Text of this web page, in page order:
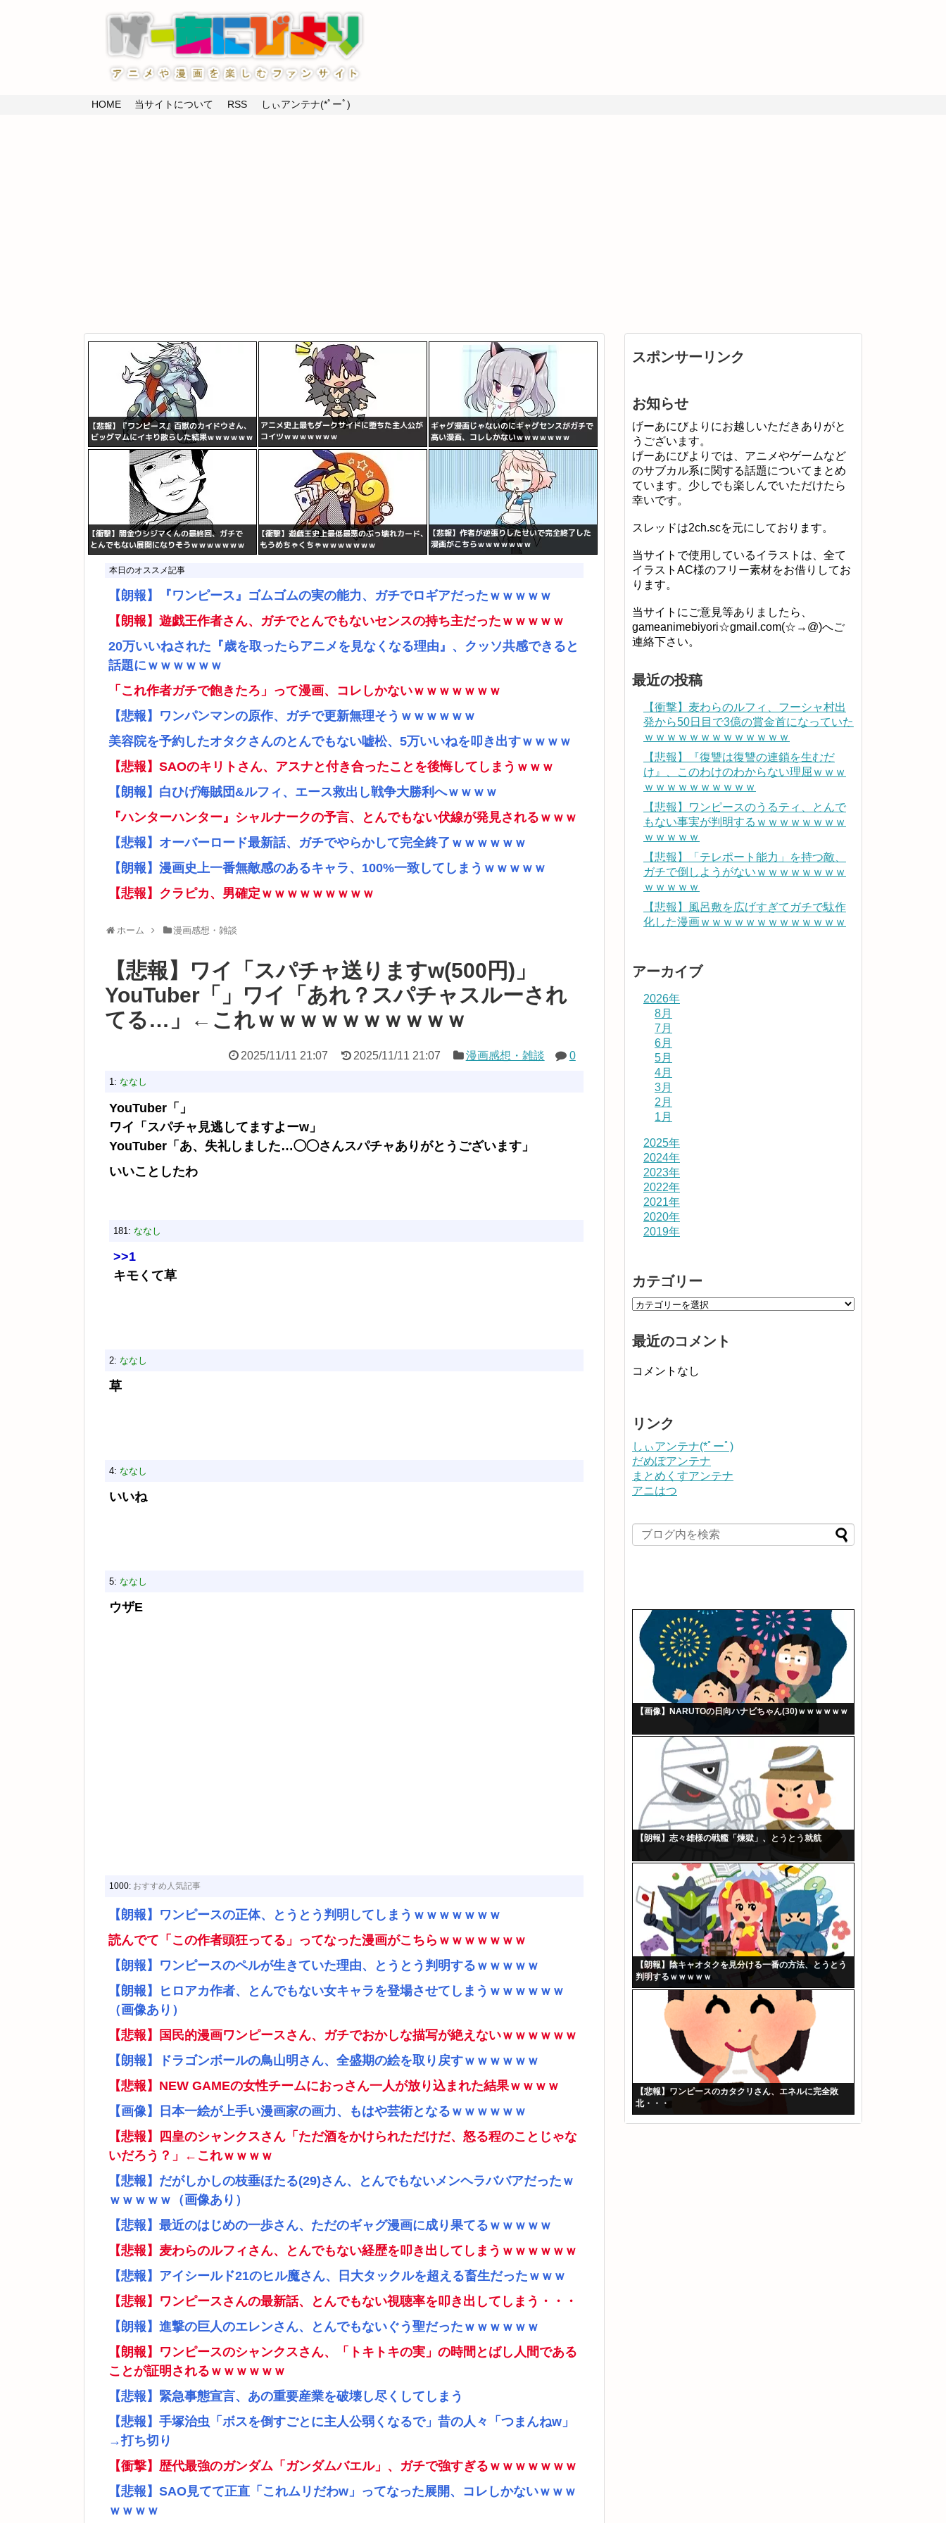
HOME 当サイトについて RSS しぃアンテナ(*ﾟーﾟ)
本日のオススメ記事
【朗報】『ワンピース』ゴムゴムの実の能力、ガチでロギアだったｗｗｗｗｗ
【朗報】遊戯王作者さん、ガチでとんでもないセンスの持ち主だったｗｗｗｗｗ
20万いいねされた『歳を取ったらアニメを見なくなる理由』、クッソ共感できると
話題にｗｗｗｗｗｗ
「これ作者ガチで飽きたろ」って漫画、コレしかないｗｗｗｗｗｗｗ
【悲報】ワンパンマンの原作、ガチで更新無理そうｗｗｗｗｗｗ
美容院を予約したオタクさんのとんでもない嘘松、5万いいねを叩き出すｗｗｗｗ
【悲報】SAOのキリトさん、アスナと付き合ったことを後悔してしまうｗｗｗ
【朗報】白ひげ海賊団&ルフィ、エース救出し戦争大勝利へｗｗｗｗ
『ハンターハンター』シャルナークの予言、とんでもない伏線が発見されるｗｗｗ
【悲報】オーバーロード最新話、ガチでやらかして完全終了ｗｗｗｗｗｗ
【朗報】漫画史上一番無敵感のあるキャラ、100%一致してしまうｗｗｗｗｗ
【悲報】クラピカ、男確定ｗｗｗｗｗｗｗｗｗ
ホーム 漫画感想・雑談
【悲報】ワイ「スパチャ送りますw(500円)」
YouTuber「」ワイ「あれ？スパチャスルーされ
てる…」←これｗｗｗｗｗｗｗｗｗｗ
2025/11/11 21:07 2025/11/11 21:07 漫画感想・雑談 0
1: ななし
YouTuber「」
ワイ「スパチャ見逃してますよーw」
YouTuber「あ、失礼しました…◯◯さんスパチャありがとうございます」
いいことしたわ
181: ななし
>>1
キモくて草
2: ななし
草
4: ななし
いいね
5: ななし
ウザE
1000: おすすめ人気記事
【朗報】ワンピースの正体、とうとう判明してしまうｗｗｗｗｗｗｗ
読んでて「この作者頭狂ってる」ってなった漫画がこちらｗｗｗｗｗｗｗ
【朗報】ワンピースのペルが生きていた理由、とうとう判明するｗｗｗｗｗ
【朗報】ヒロアカ作者、とんでもない女キャラを登場させてしまうｗｗｗｗｗｗ
（画像あり）
【悲報】国民的漫画ワンピースさん、ガチでおかしな描写が絶えないｗｗｗｗｗｗ
【朗報】ドラゴンボールの鳥山明さん、全盛期の絵を取り戻すｗｗｗｗｗｗ
【悲報】NEW GAMEの女性チームにおっさん一人が放り込まれた結果ｗｗｗｗ
【画像】日本一絵が上手い漫画家の画力、もはや芸術となるｗｗｗｗｗｗ
【悲報】四皇のシャンクスさん「ただ酒をかけられただけだ、怒る程のことじゃな
いだろう？」←これｗｗｗｗ
【悲報】だがしかしの枝垂ほたる(29)さん、とんでもないメンヘラババアだったｗ
ｗｗｗｗｗ（画像あり）
【悲報】最近のはじめの一歩さん、ただのギャグ漫画に成り果てるｗｗｗｗｗ
【悲報】麦わらのルフィさん、とんでもない経歴を叩き出してしまうｗｗｗｗｗｗ
【悲報】アイシールド21のヒル魔さん、日大タックルを超える畜生だったｗｗｗ
【悲報】ワンピースさんの最新話、とんでもない視聴率を叩き出してしまう・・・
【朗報】進撃の巨人のエレンさん、とんでもないぐう聖だったｗｗｗｗｗｗ
【朗報】ワンピースのシャンクスさん、「トキトキの実」の時間とばし人間である
ことが証明されるｗｗｗｗｗｗ
【悲報】緊急事態宣言、あの重要産業を破壊し尽くしてしまう
【悲報】手塚治虫「ボスを倒すごとに主人公弱くなるで」昔の人々「つまんねw」
→打ち切り
【衝撃】歴代最強のガンダム「ガンダムバエル」、ガチで強すぎるｗｗｗｗｗｗｗ
【悲報】SAO見てて正直「これムリだわw」ってなった展開、コレしかないｗｗｗ
ｗｗｗｗ
スポンサーリンク
お知らせ
げーあにびよりにお越しいただきありがと
うございます。
げーあにびよりでは、アニメやゲームなど
のサブカル系に関する話題についてまとめ
ています。少しでも楽しんでいただけたら
幸いです。
スレッドは2ch.scを元にしております。
当サイトで使用しているイラストは、全て
イラストAC様のフリー素材をお借りしてお
ります。
当サイトにご意見等ありましたら、
gameanimebiyori☆gmail.com(☆→@)へご
連絡下さい。
最近の投稿
【衝撃】麦わらのルフィ、フーシャ村出
発から50日目で3億の賞金首になっていた
ｗｗｗｗｗｗｗｗｗｗｗｗｗ
【悲報】『復讐は復讐の連鎖を生むだ
け』、このわけのわからない理屈ｗｗｗ
ｗｗｗｗｗｗｗｗｗｗ
【悲報】ワンピースのうるティ、とんで
もない事実が判明するｗｗｗｗｗｗｗｗ
ｗｗｗｗｗ
【悲報】「テレポート能力」を持つ敵、
ガチで倒しようがないｗｗｗｗｗｗｗｗ
ｗｗｗｗｗ
【悲報】風呂敷を広げすぎてガチで駄作
化した漫画ｗｗｗｗｗｗｗｗｗｗｗｗｗ
アーカイブ
2026年
8月
7月
6月
5月
4月
3月
2月
1月
2025年
2024年
2023年
2022年
2021年
2020年
2019年
カテゴリー
最近のコメント
コメントなし
リンク
しぃアンテナ(*ﾟーﾟ)
だめぽアンテナ
まとめくすアンテナ
アニはつ
【画像】NARUTOの日向ハナビちゃん(30)ｗｗｗｗｗｗ
【朗報】志々雄様の戦艦「煉獄」、とうとう就航
【朗報】陰キャオタクを見分ける一番の方法、とうとう
判明するｗｗｗｗｗ
【悲報】ワンピースのカタクリさん、エネルに完全敗
北・・・